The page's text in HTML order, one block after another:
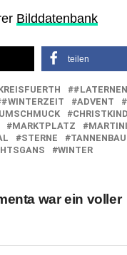
Bilddatenbank
teilen
#WINTERZEIT ADVENT
CHRISTKIND
MARKTPLATZ
STERNE
WINTER
war ein voller